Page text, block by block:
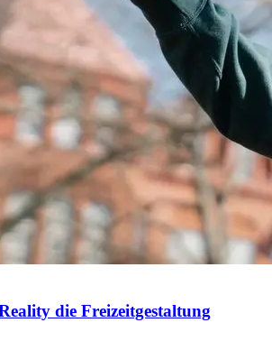
die Freizeitgestaltung